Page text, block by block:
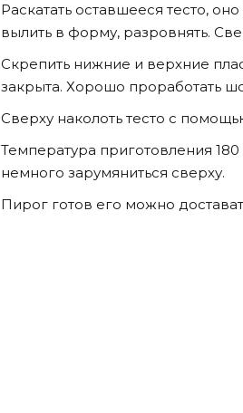
Раскатать оставшееся тесто,
вылить в форму, разровнять.
Скрепить нижние и верхние
закрыта. Хорошо проработать
Сверху наколоть тесто с
Температура приготовления
немного зарумяниться сверху.
Пирог готов его можно